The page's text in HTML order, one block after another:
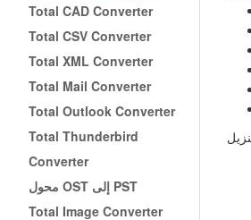
Total CAD Converter
Total CSV Converter
Total XML Converter
Total Mail Converter
Total Outlook Converter
Total Thunderbird
Converter
محول OST إلى PST
Total Image Converter